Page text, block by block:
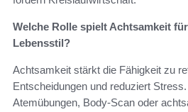
Welche Rolle spielt Achtsamkeit
Lebensstil?
Achtsamkeit stärkt die Fähigkeit zu
Entscheidungen und reduziert
Atemübungen, Body-Scan oder